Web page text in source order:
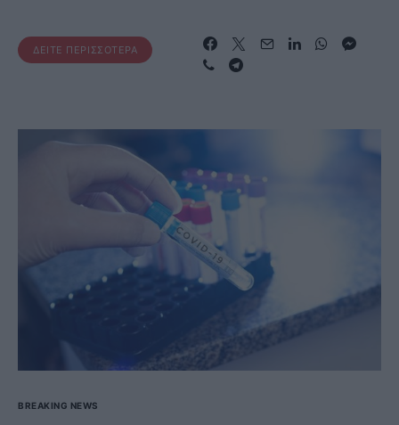
ΔΕΊΤΕ ΠΕΡΙΣΣΌΤΕΡΑ
BREAKING NEWS